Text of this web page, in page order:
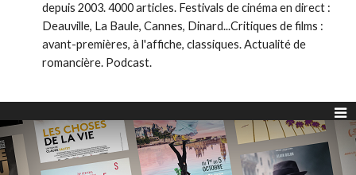
depuis 2003. 4000 articles. Festivals de cinéma en direct :
Deauville, La Baule, Cannes, Dinard...Critiques de films :
avant-premières, à l'affiche, classiques. Actualité de
romancière. Podcast.